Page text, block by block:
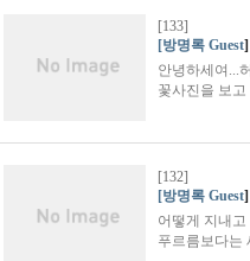
[133]
[방명록 Guest]
안녕하세여...
꽃사진을 보
[132]
[방명록 Guest]
어떻게 지내
푸르름보다는